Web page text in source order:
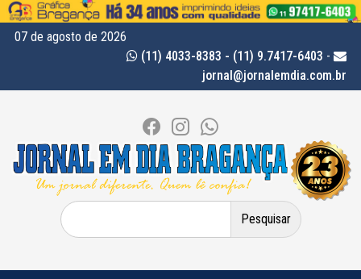
07 de agosto de 2026
(11) 4033-8383 - (11) 9.7417-6403 -
jornal@jornalemdia.com.br
Pesquisar
por: